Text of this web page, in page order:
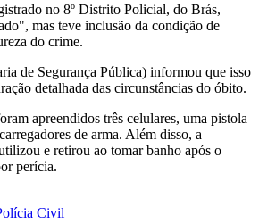
no 8º Distrito Policial, do Brás,
mas teve inclusão da condição de
do crime.
de Segurança Pública) informou que isso
detalhada das circunstâncias do óbito.
apreendidos três celulares, uma pistola
de arma. Além disso, a
e retirou ao tomar banho após o
perícia.
Civil